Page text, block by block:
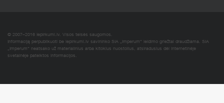
© 2007–2016 Iepirkumi.lv. Visos teisės saugomos.
Informaciją perpublikuoti be iepirkumi.lv savininko SIA „Imperum“ leidimo griežtai draudžiama. SIA
„Imperum“ neatsako už materialinius arba kitokius nuostolius, atsiradusius dėl internetinėje
svetainėje pateiktos informacijos.